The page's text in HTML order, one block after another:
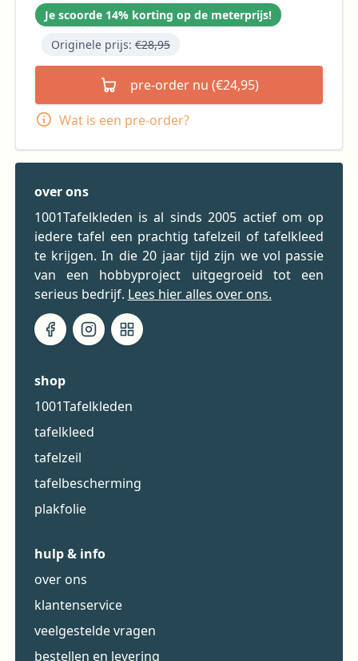
Je scoorde 14% korting op de meterprijs!
Originele prijs:€28,95
pre-order nu (€24,95)
Wat is een pre-order?
over ons
1001Tafelkleden is al sinds 2005 actief om op
iedere tafel een prachtig tafelzeil of tafelkleed
te krijgen. In die 20 jaar tijd zijn we vol passie
van een hobbyproject uitgegroeid tot een
serieus bedrijf. Lees hier alles over ons.
shop
1001Tafelkleden
tafelkleed
tafelzeil
tafelbescherming
plakfolie
hulp & info
over ons
klantenservice
veelgestelde vragen
bestellen en levering